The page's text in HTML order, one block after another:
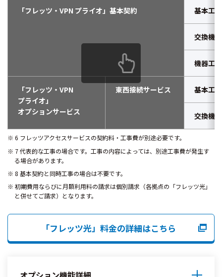
「フレッツ・VPN プライオ」基本契約 基本工
交換機
機器工
「フレッツ・VPN
プライオ」
オプションサービス
東西接続サービス 基本工
交換機
6 フレッツアクセスサービスの契約料・工事費が別途必要です。
7 代表的な工事の場合です。工事の内容によっては、別途工事費が発生す
る場合があります。
8 基本契約と同時工事の場合は不要です。
初期費用ならびに月額利用料の請求は個別請求（各拠点の「フレッツ光」
と併せてご請求）となります。
「フレッツ光」料金の詳細はこちら